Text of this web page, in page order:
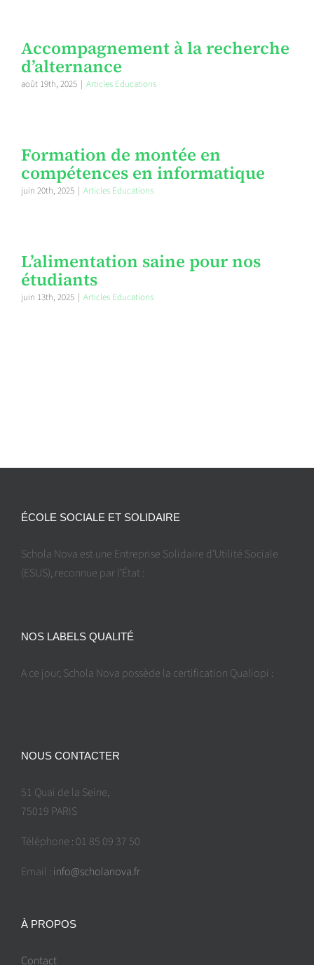
Accompagnement à la recherche
d’alternance
août 19th, 2025 | Articles Educations
Formation de montée en
compétences en informatique
juin 20th, 2025 | Articles Educations
L’alimentation saine pour nos
étudiants
juin 13th, 2025 | Articles Educations
ÉCOLE SOCIALE ET SOLIDAIRE
Schola Nova est une Entreprise Solidaire d’Utilité Sociale
(ESUS), reconnue par l’État :
NOS LABELS QUALITÉ
A ce jour, Schola Nova possède la certification Qualiopi :
NOUS CONTACTER
51 Quai de la Seine,
75019 PARIS
Téléphone : 01 85 09 37 50
Email : info@scholanova.fr
À PROPOS
Contact